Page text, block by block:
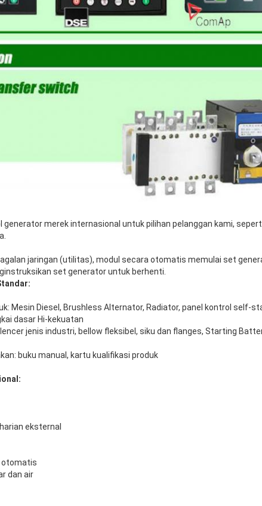
generator merek internasional untuk pilihan pelanggan kami,
jaringan (utilitas), modul secara otomatis memulai set
set generator untuk berhenti.
Mesin Diesel, Brushless Alternator, Radiator, panel kontrol self-
dasar Hi-kekuatan
jenis industri, bellow fleksibel, siku dan flanges, Starting
buku manual, kartu kualifikasi produk
eksternal
otomatis
dan air